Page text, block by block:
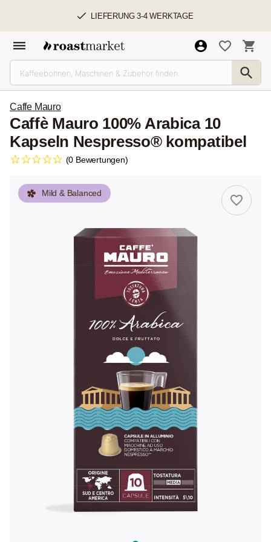
LIEFERUNG 3-4 WERKTAGE
Caffe Mauro
Caffè Mauro 100% Arabica 10
Kapseln Nespresso® kompatibel
(0 Bewertungen)
Mild & Balanced